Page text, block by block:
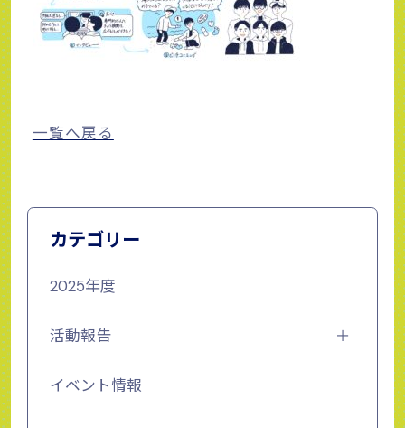
一覧へ戻る
カテゴリー
2025年度
活動報告
イベント情報